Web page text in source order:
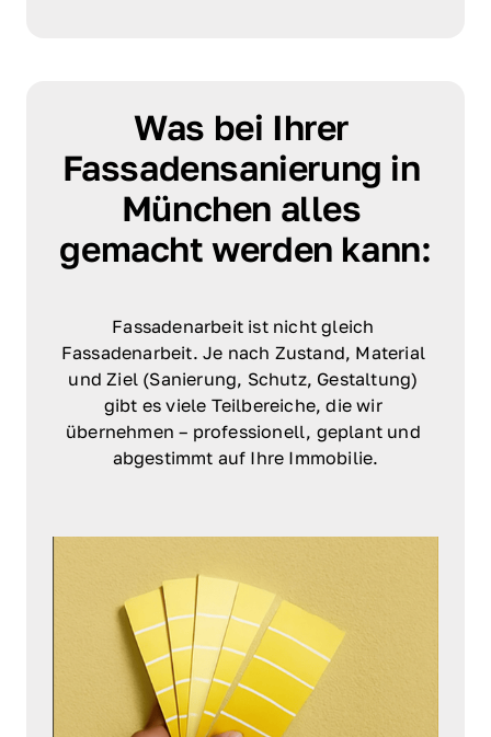
Was bei Ihrer
Fassadensanierung in
München alles
gemacht werden kann:
Fassadenarbeit ist nicht gleich
Fassadenarbeit. Je nach Zustand, Material
und Ziel (Sanierung, Schutz, Gestaltung)
gibt es viele Teilbereiche, die wir
übernehmen – professionell, geplant und
abgestimmt auf Ihre Immobilie.